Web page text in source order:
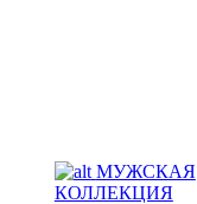
МУЖСКАЯ
КОЛЛЕКЦИЯ